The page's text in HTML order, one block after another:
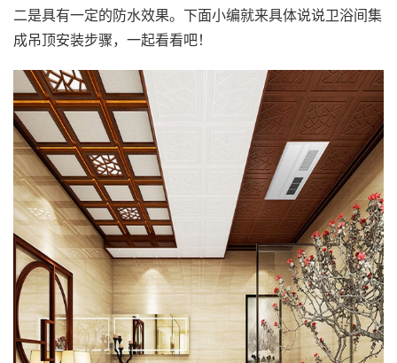
二是具有一定的防水效果。下面小编就来具体说说卫浴间集
成吊顶安装步骤，一起看看吧！